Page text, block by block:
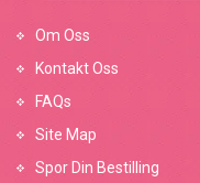
Om Oss
Kontakt Oss
FAQs
Site Map
Spor Din Bestilling